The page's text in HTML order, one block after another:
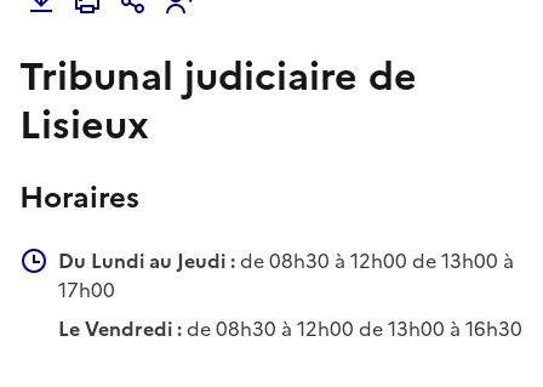
Tribunal judiciaire de
Lisieux
Horaires
Du Lundi au Jeudi :de 08h30 à 12h00 de 13h00 à
17h00
Le Vendredi :de 08h30 à 12h00 de 13h00 à 16h30